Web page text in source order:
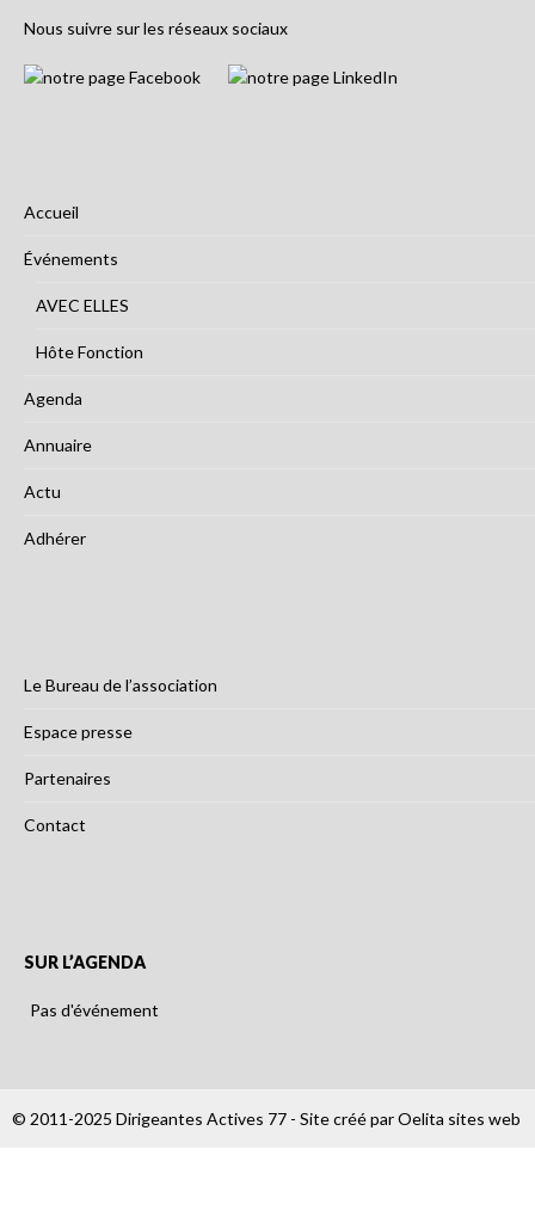
Nous suivre sur les réseaux sociaux
Accueil
Événements
AVEC ELLES
Hôte Fonction
Agenda
Annuaire
Actu
Adhérer
Le Bureau de l’association
Espace presse
Partenaires
Contact
SUR L’AGENDA
Pas d'événement
© 2011-2025 Dirigeantes Actives 77 - Site créé parOelita sites web